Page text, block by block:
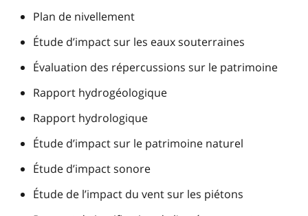
Plan de nivellement
Étude d’impact sur les eaux souterraines
Évaluation des répercussions sur le patrimoine
Rapport hydrogéologique
Rapport hydrologique
Étude d’impact sur le patrimoine naturel
Étude d’impact sonore
Étude de l’impact du vent sur les piétons